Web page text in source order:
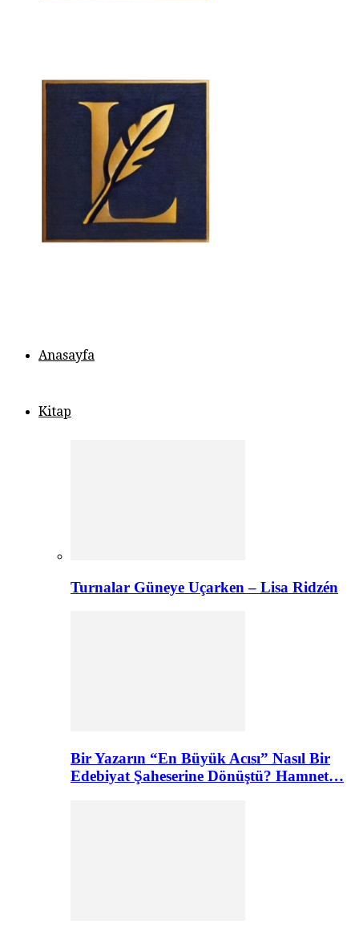
Anasayfa
Kitap
Turnalar Güneye Uçarken – Lisa Ridzén
Bir Yazarın “En Büyük Acısı” Nasıl Bir
Edebiyat Şaheserine Dönüştü? Hamnet…